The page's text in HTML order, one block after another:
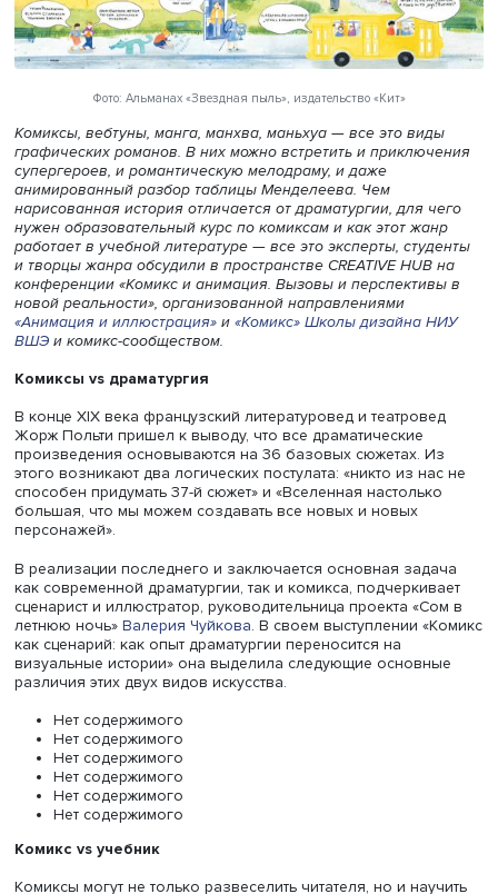
Фото: Альманах «Звездная пыль», издательство «Кит»
Комиксы, вебтуны, манга, манхва, маньхуа — все это
графических романов. В них можно встретить и
супергероев, и романтическую мелодраму, и даже
анимированный разбор таблицы Менделеева. Чем
нарисованная история отличается от драматургии, для
нужен образовательный курс по комиксам и как этот
работает в учебной литературе — все это эксперты,
конференции «Комикс и анимация. Вызовы и
новой реальности», организованной направлениями
«Анимация и иллюстрация»и«Комикс» Школы дизайна
ВШЭ и комикс-сообществом.
Комиксы vs драматургия
В конце XIX века французский литературовед и
Жорж Польти пришел к выводу, что все драматические
произведения основываются на 36 базовых сюжетах.
этого возникают два логических постулата: «никто из
способен придумать 37-й сюжет» и «Вселенная
большая, что мы можем создавать все новых и новых
В реализации последнего и заключается основная
как современной драматургии, так и комикса,
сценарист и иллюстратор, руководительница проекта
летнюю ночь»Валерия Чуйкова
визуальные истории» она выделила следующие